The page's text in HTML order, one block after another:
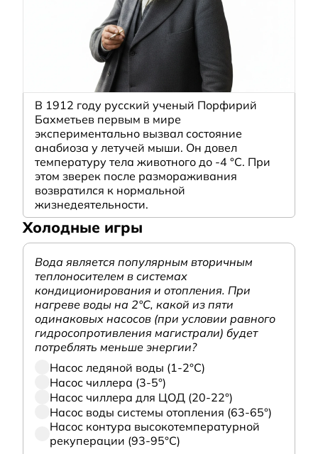
В 1912 году русский ученый Порфирий
Бахметьев первым в мире
экспериментально вызвал состояние
анабиоза у летучей мыши. Он довел
температуру тела животного до -4 °C. При
этом зверек после размораживания
возвратился к нормальной
жизнедеятельности.
Холодные игры
Вода является популярным вторичным
теплоносителем в системах
кондиционирования и отопления. При
нагреве воды на 2°С, какой из пяти
одинаковых насосов (при условии равного
гидросопротивления магистрали) будет
потреблять меньше энергии?
Насос ледяной воды (1-2°С)
Насос чиллера (3-5°)
Насос чиллера для ЦОД (20-22°)
Насос воды системы отопления (63-65°)
Насос контура высокотемпературной
рекуперации (93-95°С)